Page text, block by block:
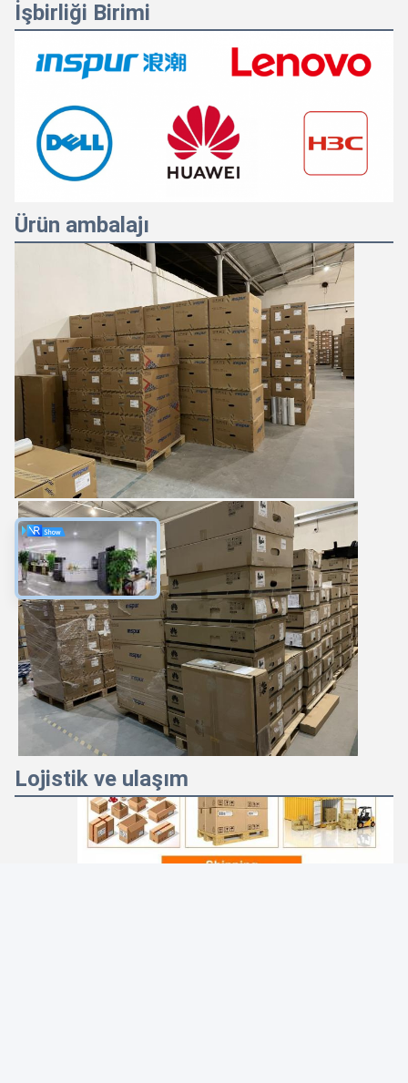
İşbirliği Birimi
Ürün ambalajı
Lojistik ve ulaşım
Majiang
7:24 AM
Good day, what product are you looking for?